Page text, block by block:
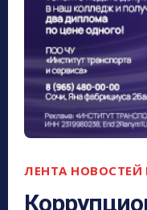
ЛЕНТА НОВОСТЕЙ